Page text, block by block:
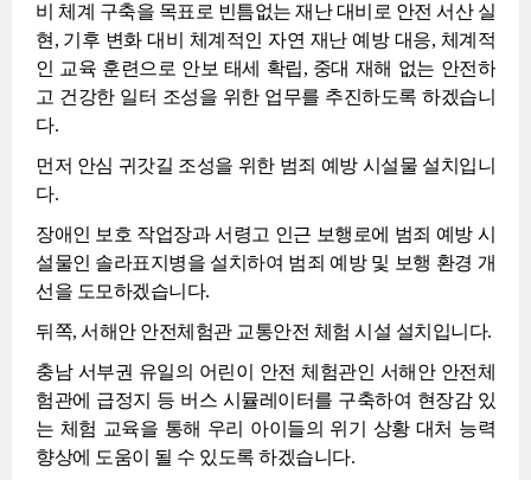
비 체계 구축을 목표로 빈틈없는 재난 대비로 안전 서산 실
현, 기후 변화 대비 체계적인 자연 재난 예방 대응, 체계적
인 교육 훈련으로 안보 태세 확립, 중대 재해 없는 안전하
고 건강한 일터 조성을 위한 업무를 추진하도록 하겠습니
다.
먼저 안심 귀갓길 조성을 위한 범죄 예방 시설물 설치입니
다.
장애인 보호 작업장과 서령고 인근 보행로에 범죄 예방 시
설물인 솔라표지병을 설치하여 범죄 예방 및 보행 환경 개
선을 도모하겠습니다.
뒤쪽, 서해안 안전체험관 교통안전 체험 시설 설치입니다.
충남 서부권 유일의 어린이 안전 체험관인 서해안 안전체
험관에 급정지 등 버스 시뮬레이터를 구축하여 현장감 있
는 체험 교육을 통해 우리 아이들의 위기 상황 대처 능력
향상에 도움이 될 수 있도록 하겠습니다.